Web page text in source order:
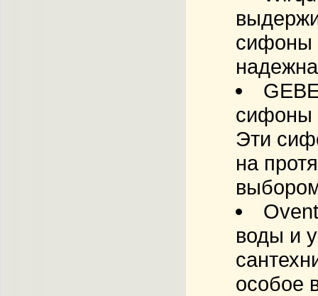
сифоны
сифоны
Эти
на
воды и
особое